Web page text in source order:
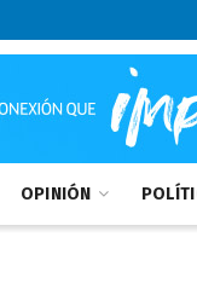
OPINIÓN